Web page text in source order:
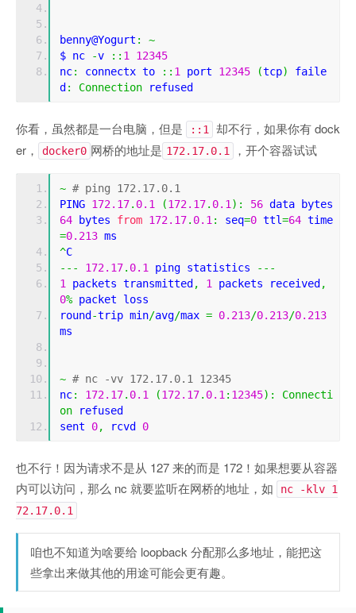
benny@Yogurt :
~
$ nc
-v :: 1
12345
nc: connectx to :: 1 port 12345 (tcp)
faile
d : Connection refused
你看，虽然都是一台电脑，但是 ::1
却不行，如果你有 dock
er，
docker0 网桥的地址是 172.17.0.1 ，开个容器试试
~ # ping 172.17.0.1
PING 172.17. 0.1 (172.17. 0.1 ): 56 data bytes
64 bytes from 172.17. 0.1 : seq=0 ttl=64 time
=0.213 ms
^C
---
172.17. 0.1 ping statistics
---
1
packets transmitted , 1 packets received ,
0% packet loss
round -trip min/avg/max = 0.213/0.213/0.213
ms
~ # nc -vv 172.17.0.1 12345
nc: 172.17. 0.1 (172.17. 0.1 : 12345):
Connecti
on refused
sent 0, rcvd 0
也不行！因为请求不是从 127 来的而是 172！如果想要从容器
内可以访问，那么 nc 就要监听在网桥的地址，如
nc -klv 1
72.17.0.1
咱也不知道为啥要给 loopback 分配那么多地址，能把这
些拿出来做其他的用途可能会更有趣。